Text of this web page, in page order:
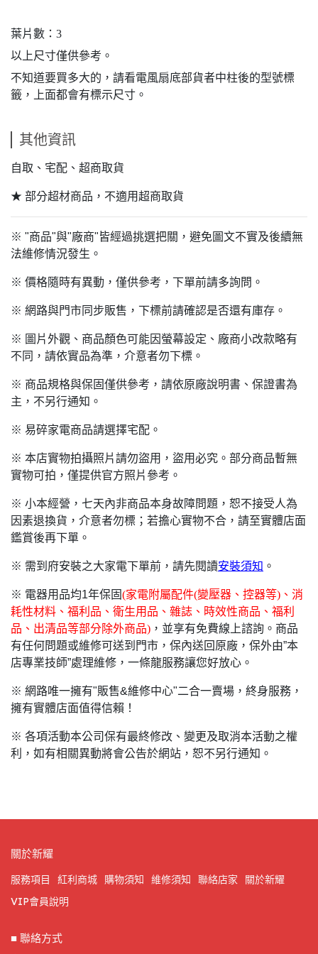
葉片數：3
以上尺寸僅供參考。
不知道要買多大的，請看電風扇底部貨者中柱後的型號標
籤，上面都會有標示尺寸。
其他資訊
自取、宅配、超商取貨
★ 部分超材商品，不適用超商取貨
※ "商品"與"廠商"皆經過挑選把關，避免圖文不實及後續無
法維修情況發生。
※ 價格隨時有異動，僅供參考，下單前請多詢問。
※ 網路與門市同步販售，下標前請確認是否還有庫存。
※ 圖片外觀、商品顏色可能因螢幕設定、廠商小改款略有
不同，請依實品為準，介意者勿下標。
※ 商品規格與保固僅供參考，請依原廠說明書、保證書為
主，不另行通知。
※ 易碎家電商品請選擇宅配。
※ 本店實物拍攝照片請勿盜用，盜用必究。部分商品暫無
實物可拍，僅提供官方照片參考。
※ 小本經營，七天內非商品本身故障問題，恕不接受人為
因素退換貨，介意者勿標；若擔心實物不合，請至實體店面
鑑賞後再下單。
※ 需到府安裝之大家電下單前，請先閱讀安裝須知 。
※ 電器用品均1年保固(家電附屬配件(變壓器、控器等)、消
耗性材料、福利品、衛生用品、雜誌、時效性商品、福利
品、出清品等部分除外商品) ，並享有免費線上諮詢。商品
有任何問題或維修可送到門市，保內送回原廠，保外由”本
店專業技師”處理維修，一條龍服務讓您好放心。
※ 網路唯一擁有"販售&維修中心"二合一賣場，終身服務，
擁有實體店面值得信賴！
※ 各項活動本公司保有最終修改、變更及取消本活動之權
利，如有相關異動將會公告於網站，恕不另行通知。
關於新耀
服務項目 紅利商城 購物須知 維修須知 聯絡店家
關於新耀
VIP會員說明
■ 聯絡方式